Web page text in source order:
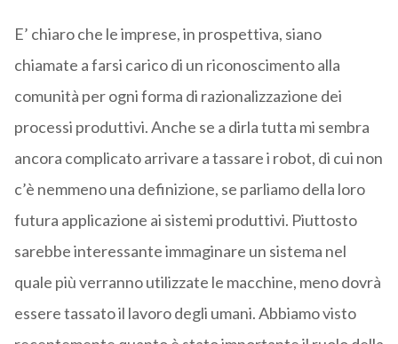
E’ chiaro che le imprese, in prospettiva, siano
chiamate a farsi carico di un riconoscimento alla
comunità per ogni forma di razionalizzazione dei
processi produttivi. Anche se a dirla tutta mi sembra
ancora complicato arrivare a tassare i robot, di cui non
c’è nemmeno una definizione, se parliamo della loro
futura applicazione ai sistemi produttivi. Piuttosto
sarebbe interessante immaginare un sistema nel
quale più verranno utilizzate le macchine, meno dovrà
essere tassato il lavoro degli umani. Abbiamo visto